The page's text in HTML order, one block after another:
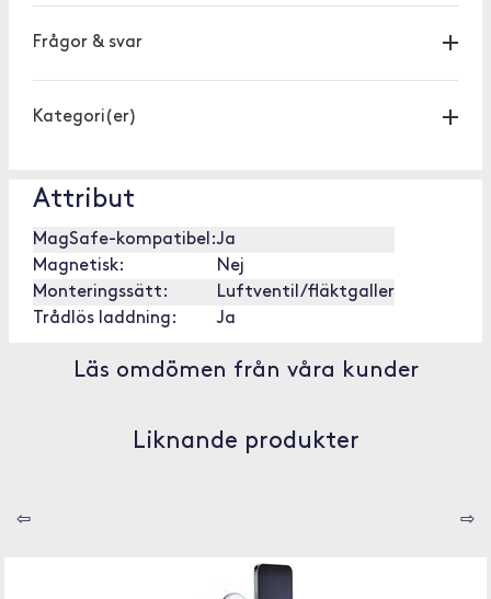
Frågor & svar
Kategori(er)
Attribut
MagSafe-kompatibel:Ja
Magnetisk:
Nej
Monteringssätt:
Luftventil/fläktgaller
Trådlös laddning:
Ja
Läs omdömen från våra kunder
Liknande produkter
⇦ ⇨